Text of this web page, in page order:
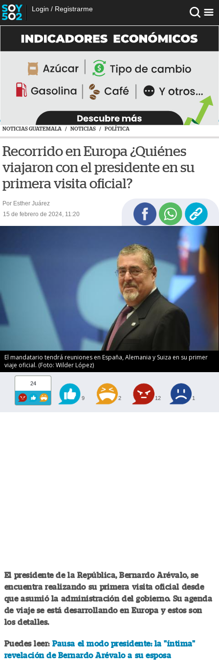
Login / Registrarme
NOTICIAS GUATEMALA / NOTICIAS / POLÍTICA
Recorrido en Europa ¿Quiénes
viajaron con el presidente en su
primera visita oficial?
Por Esther Juárez
15 de febrero de 2024, 11:20
El mandatario tendrá reuniones en España, Alemania y Suiza en su primer
viaje oficial. (Foto: Wilder López)
24
9 2 12 1
El presidente de la República, Bernardo Arévalo, se
encuentra realizando su primera visita oficial desde
que asumió la administración del gobierno. Su agenda
de viaje se está desarrollando en Europa y estos son
los detalles.
Puedes leer: Pausa el modo presidente: la "íntima"
revelación de Bernardo Arévalo a su esposa